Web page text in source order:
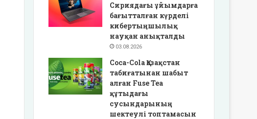
Сириядағы ұйымдарға
бағытталған күрделі
кибертыңшылық
науқан анықталды
03.08.2026
Coca-Cola Қазақстан
табиғатынан шабыт
алған Fuse Tea
құтыдағы
сусындарының
шектеулі топтамасын